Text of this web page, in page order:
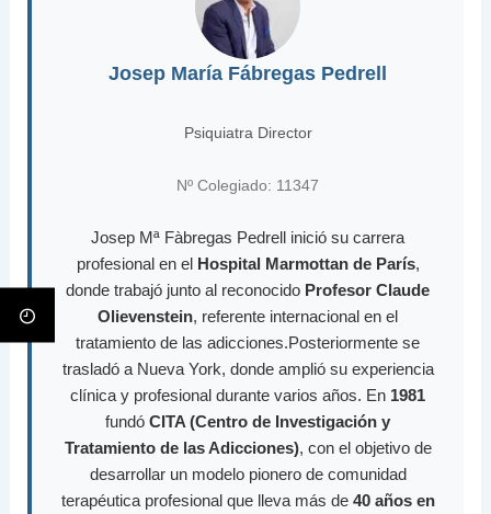
Josep María Fábregas Pedrell
Psiquiatra Director
Nº Colegiado: 11347
Josep Mª Fàbregas Pedrell inició su carrera
profesional en el Hospital Marmottan de París,
donde trabajó junto al reconocido Profesor Claude
Olievenstein, referente internacional en el
tratamiento de las adicciones.Posteriormente se
trasladó a Nueva York, donde amplió su experiencia
clínica y profesional durante varios años. En 1981
fundó CITA (Centro de Investigación y
Tratamiento de las Adicciones), con el objetivo de
desarrollar un modelo pionero de comunidad
terapéutica profesional que lleva más de 40 años en